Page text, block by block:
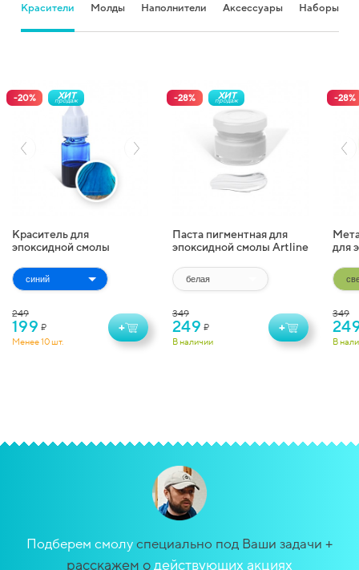
Красители Молды Наполнители Аксессуары Наборы
-20% ХИТ
продаж
Краситель для
эпоксидной смолы
Transparent Colorant (10
мл)
249
199 ₽
Менее 10 шт.
+
-28% ХИТ
продаж
Паста пигментная для
эпоксидной смолы Artline
349
249 ₽
В наличии
+
-28%
для
(10 г)
349
В
Подберем смолуспециально под Ваши задачи +
расскажем одействующих акциях